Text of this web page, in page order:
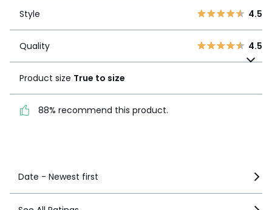
2
Quality
4.5
size
product.
Style 4.5
Quality 4.5
Product size True to size
88% recommend this product.
Date - Newest first